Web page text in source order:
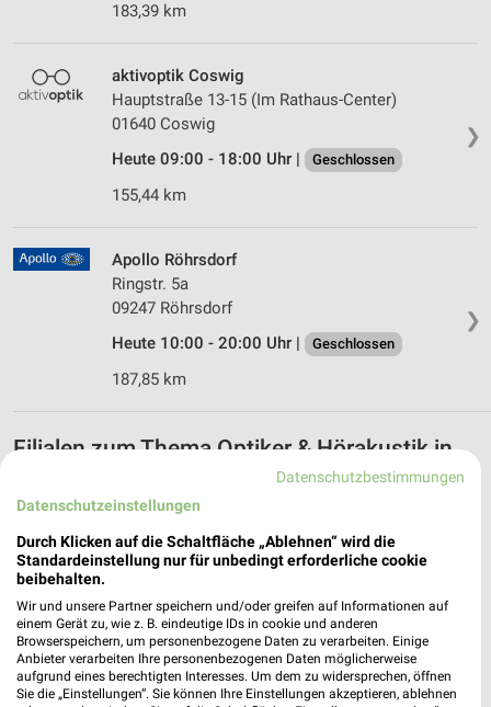
183,39 km
❯
aktivoptik Coswig
Hauptstraße 13-15 (Im Rathaus-Center)
01640 Coswig
Heute 09:00 - 18:00 Uhr |
Geschlossen
155,44 km
❯
Apollo Röhrsdorf
Ringstr. 5a
09247 Röhrsdorf
Heute 10:00 - 20:00 Uhr |
Geschlossen
187,85 km
Filialen zum Thema Optiker & Hörakustik in
Hier findest Du Öffnungszeiten und Filialen der Kategorie
Optiker & Hörakustik in Döbeln und Umgebung. Blättere in den
Prospekten von z.B. Apollo und vielen mehr.
Aktuelle Prospekte für Döbeln und
Umgebung
17 Prospekte
Datenschutzbestimmungen
Datenschutzeinstellungen
Durch Klicken auf die Schaltfläche „Ablehnen“ wird die
Standardeinstellung nur für unbedingt erforderliche cookie
beibehalten.
Wir und unsere Partner speichern und/oder greifen auf Informationen auf
einem Gerät zu, wie z. B. eindeutige IDs in cookie und anderen
Browserspeichern, um personenbezogene Daten zu verarbeiten. Einige
Anbieter verarbeiten Ihre personenbezogenen Daten möglicherweise
aufgrund eines berechtigten Interesses. Um dem zu widersprechen, öffnen
Sie die „Einstellungen“. Sie können Ihre Einstellungen akzeptieren, ablehnen